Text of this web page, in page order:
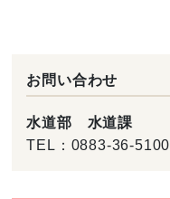
お問い合わせ
水道部 水道課
TEL： 0883-36-5100